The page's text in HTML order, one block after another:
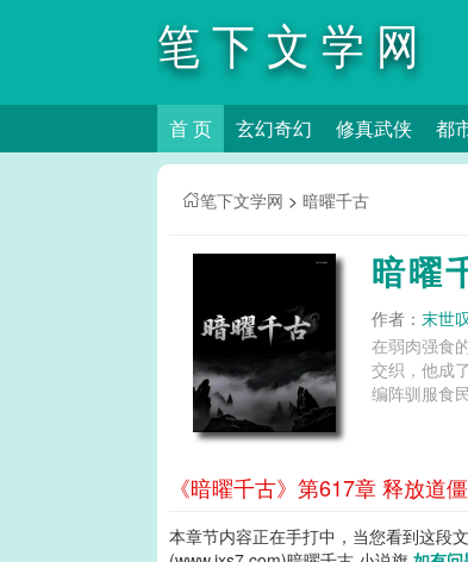
笔下文学网
首 页 玄幻奇幻 修真武侠 都
笔下文学网 > 暗曜千古
暗曜
作者： 末世
在弱肉强食
交织，他成
编阵驯服食
《暗曜千古》第617章 释放道僵
本章节内容正在手打中，当您看到这段